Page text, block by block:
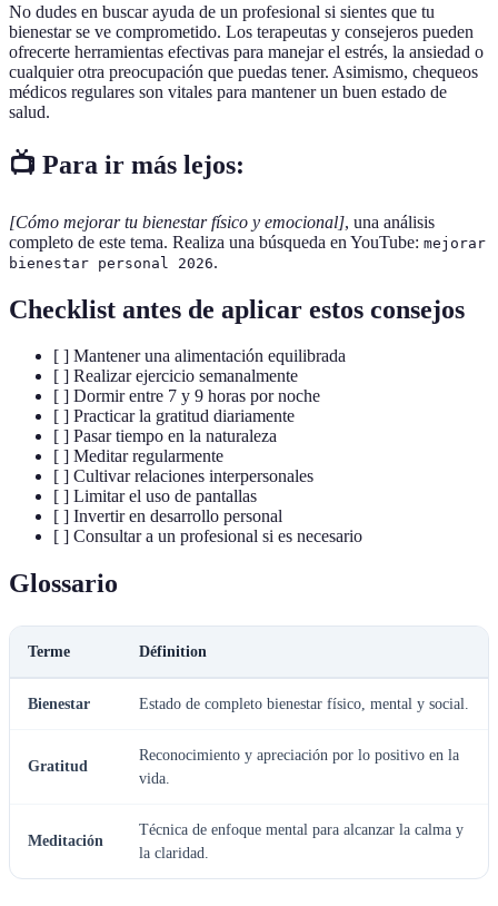
No dudes en buscar ayuda de un profesional si sientes que tu
bienestar se ve comprometido. Los terapeutas y consejeros pueden
ofrecerte herramientas efectivas para manejar el estrés, la ansiedad o
cualquier otra preocupación que puedas tener. Asimismo, chequeos
médicos regulares son vitales para mantener un buen estado de
salud.
📺 Para ir más lejos:
[Cómo mejorar tu bienestar físico y emocional], una análisis
completo de este tema. Realiza una búsqueda en YouTube: mejorar
bienestar personal 2026.
Checklist antes de aplicar estos consejos
[ ] Mantener una alimentación equilibrada
[ ] Realizar ejercicio semanalmente
[ ] Dormir entre 7 y 9 horas por noche
[ ] Practicar la gratitud diariamente
[ ] Pasar tiempo en la naturaleza
[ ] Meditar regularmente
[ ] Cultivar relaciones interpersonales
[ ] Limitar el uso de pantallas
[ ] Invertir en desarrollo personal
[ ] Consultar a un profesional si es necesario
Glossario
Terme Définition
Bienestar Estado de completo bienestar físico, mental y social.
Gratitud
Reconocimiento y apreciación por lo positivo en la
vida.
Meditación
Técnica de enfoque mental para alcanzar la calma y
la claridad.